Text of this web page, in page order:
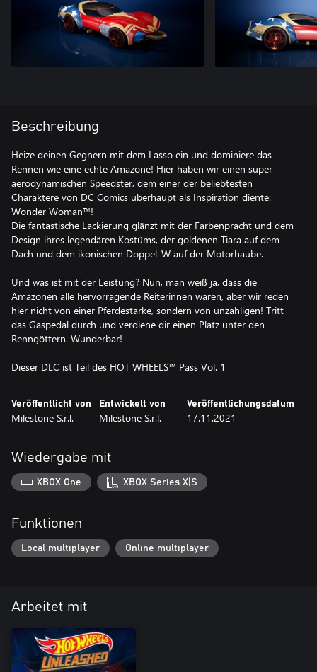
Beschreibung
Heize deinen Gegnern mit dem Lasso ein und dominiere das
Rennen wie eine echte Amazone! Hier haben wir einen super
aerodynamischen Speedster, dem einer der beliebtesten
Charaktere von DC Comics überhaupt als Inspiration diente:
Wonder Woman™!
Die fantastische Lackierung glänzt mit der Farbenpracht und dem
Design ihres legendären Kostüms, der goldenen Tiara auf dem
Dach und dem ikonischen Doppel-W auf der Motorhaube.
Und was ist mit der Leistung? Nun, man weiß ja, dass die
Amazonen alle hervorragende Reiterinnen waren, aber wir reden
hier nicht von einer Pferdestärke, sondern von unzähligen! Tritt
das Gaspedal durch und verdiene dir einen Platz unter den
Renngöttern. Wunderbar!
Dieser DLC ist Teil des HOT WHEELS™ Pass Vol. 1
Veröffentlicht von
Milestone S.r.l.
Entwickelt von
Milestone S.r.l.
Veröffentlichungsdatum
17.11.2021
Wiedergabe mit
XBOX One XBOX Series X|S
Funktionen
Local multiplayer Online multiplayer
Arbeitet mit